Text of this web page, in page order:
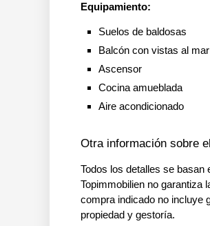
Equipamiento:
Suelos de baldosas
Balcón con vistas al mar
Ascensor
Cocina amueblada
Aire acondicionado
Otra información sobre
Todos los detalles se
Topimmobilien no garantiza
compra indicado no incluye
propiedad y gestoría.